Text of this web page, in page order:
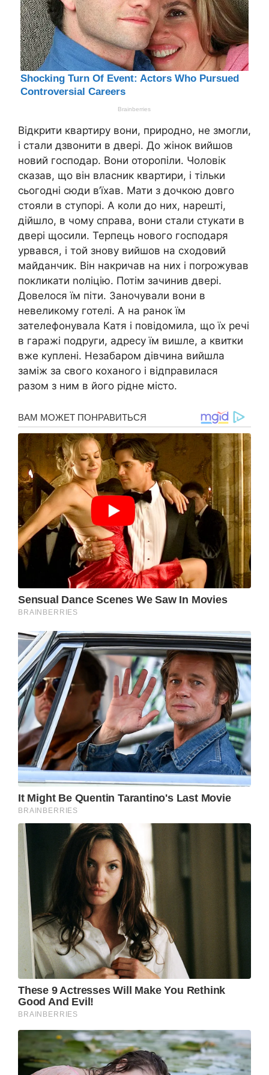
Відкрити квартиру вони, природно, не змогли,
і стали дзвонити в двері. До жінок вийшов
новий господар. Вони оторопіли. Чоловік
сказав, що він власник квартири, і тільки
сьогодні сюди в’їхав. Мати з дочкою довго
стояли в ступорі. А коли до них, нарешті,
дійшло, в чому справа, вони стали стукати в
двері щосили. Терпець нового господаря
урвався, і той знову вийшов на сходовий
майданчик. Він накричав на них і поrрожував
покликати nоліцію. Потім зачинив двері.
Довелося їм піти. Заночували вони в
невеликому готелі. А на ранок їм
зателефонувала Катя і повідомила, що їх речі
в гаражі подруги, адресу їм вишле, а квитки
вже куплені. Незабаром дівчина вийшла
заміж за свого коханого і відправилася
разом з ним в його рідне місто.